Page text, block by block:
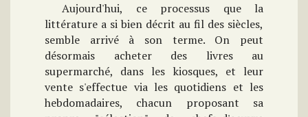
Aujourd'hui, ce processus que la
littérature a si bien décrit au fil des siècles,
semble arrivé à son terme. On peut
désormais acheter des livres au
supermarché, dans les kiosques, et leur
vente s'effectue via les quotidiens et les
hebdomadaires, chacun proposant sa